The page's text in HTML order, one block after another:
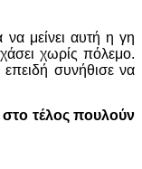
μείνει αυτή η γη
χωρίς πόλεμο.
επειδή συνήθισε να
τέλος πουλούν